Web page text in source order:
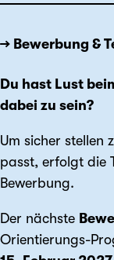
→ Bewerbung &
Du hast Lust
dabei zu sein?
Um sicher stellen
passt, erfolgt die
Bewerbung.
Der nächste
Orientierungs-